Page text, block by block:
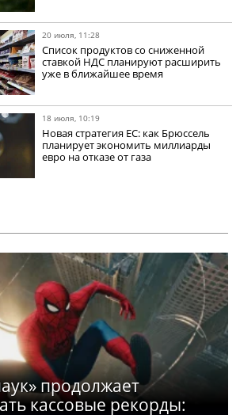
20 июля, 11:28
Список продуктов со сниженной
ставкой НДС планируют расширить
уже в ближайшее время
18 июля, 10:19
Новая стратегия ЕС: как Брюссель
планирует экономить миллиарды
евро на отказе от газа
продолжает
кассовые рекорды: